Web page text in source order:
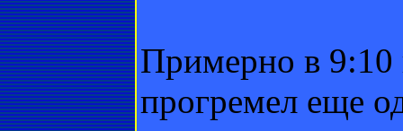
Примерно в 9:10
прогремел еще